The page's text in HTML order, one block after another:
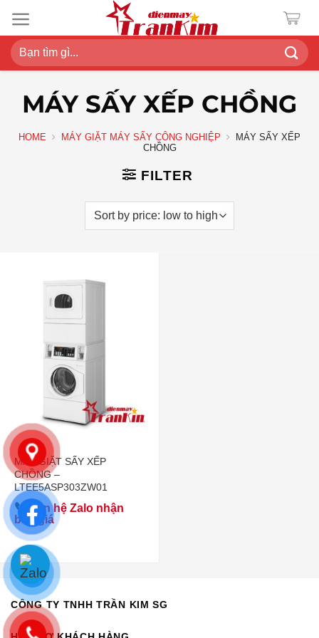
đến
nội
dung
Search
for:
MÁY SẤY XẾP CHỒNG
HOME MÁY GIẶT MÁY SẤY CÔNG NGHIỆP
MÁY SẤY XẾP
CHỒNG
FILTER
MÁY GIẶT SẤY XẾP
CHỒNG –
LTEE5ASP303ZW01
Liên hệ Zalo nhận
báo giá
CÔNG TY TNHH TRẦN KIM SG